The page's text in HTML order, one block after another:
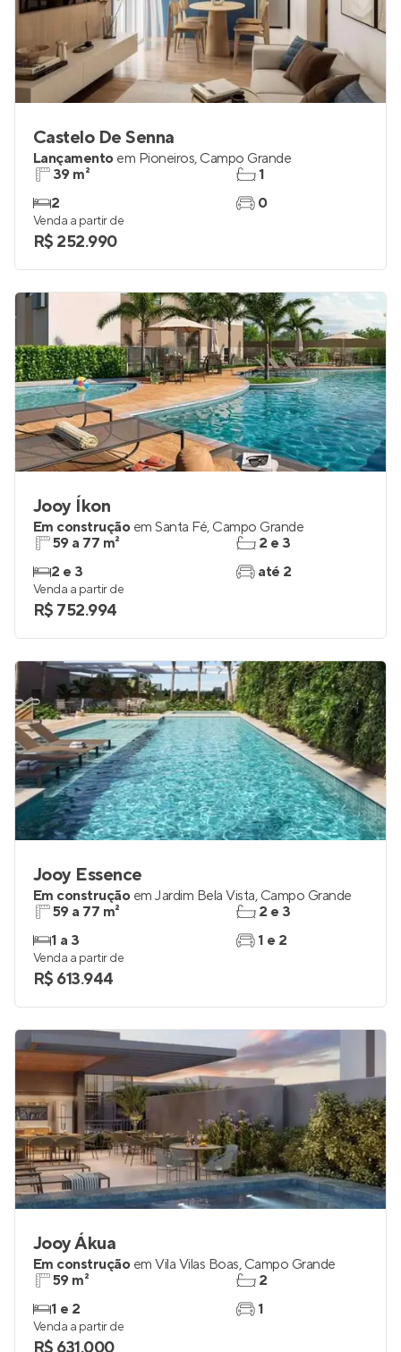
Castelo De Senna
Lançamento em Pioneiros, Campo Grande
39 m²
2
1
0
Venda a partir de
R$ 252.990
Jooy Íkon
Em construção em Santa Fé, Campo Grande
59 a 77 m²
2 e 3
2 e 3
até 2
Venda a partir de
R$ 752.994
Jooy Essence
Em construção em Jardim Bela Vista, Campo Grande
59 a 77 m²
1 a 3
2 e 3
1 e 2
Venda a partir de
R$ 613.944
Jooy Ákua
Em construção em Vila Vilas Boas, Campo Grande
59 m²
1 e 2
2
1
Venda a partir de